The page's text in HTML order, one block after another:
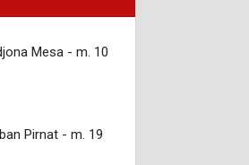
Mesa - m. 10
Pirnat - m. 19